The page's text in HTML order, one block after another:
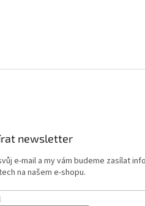
newsletter
e-mail a my vám budeme zasílat
na našem e-shopu.